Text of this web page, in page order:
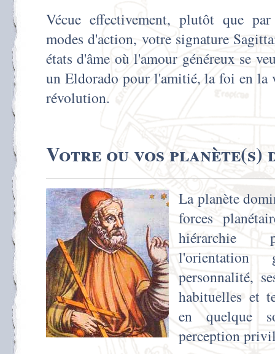
Vécue effectivement, plutôt que
modes d'action, votre signature
états d'âme où l'amour généreux se
un Eldorado pour l'amitié, la foi en
révolution.
Votre ou vos planète(s)
La planète
forces
hiérarchie
l'orientation
personnalité,
habituelles et
en quelque
perception